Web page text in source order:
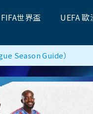
FIFA世界盃 UEFA 歐
Season Guide）